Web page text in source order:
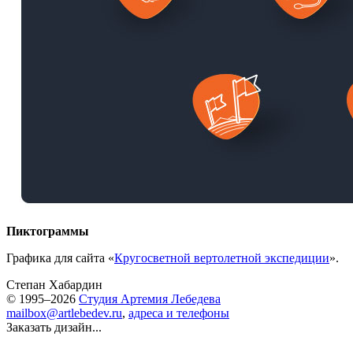
Пиктограммы
Графика для сайта «Кругосветной вертолетной экспедиции».
Степан Хабардин
© 1995–2026 Студия Артемия Лебедева
mailbox@artlebedev.ru, адреса и телефоны
Заказать дизайн...